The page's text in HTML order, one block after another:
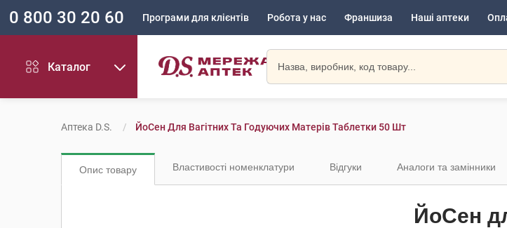
0 800 30 20 60 Програми для клієнтів Робота у нас Франшиза Наші аптеки
Каталог
Аптека D.S. ЙоСен Для Вагітних Та Годуючих Матерів Таблетки 50 Шт
Опис товару Властивості номенклатури Відгуки Аналоги та замінники
ЙоСен